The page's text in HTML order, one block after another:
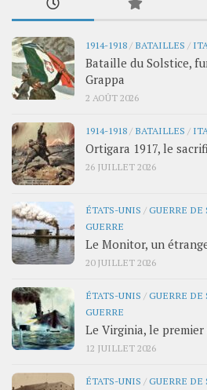
1914-1918/ BATAILLES /
Bataille du Solstice,
Grappa
2 AOÛT 2026
1914-1918/ BATAILLES /
Ortigara 1917, le
26 JUILLET 2026
ÉTATS-UNIS /GUERRE DE
GUERRE
Le Monitor, un
20 JUILLET 2026
ÉTATS-UNIS /GUERRE DE
GUERRE
Le Virginia, le premier
12 JUILLET 2026
ÉTATS-UNIS /GUERRE DE